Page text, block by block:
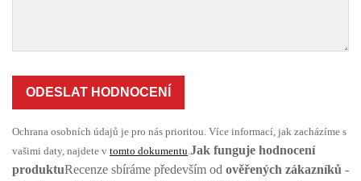
ODESLAT HODNOCENÍ
Ochrana osobních údajů je pro nás prioritou. Více informací, jak zacházíme s
vašimi daty, najdete v tomto dokumentu.Jak funguje hodnocení
produktuRecenze sbíráme především od ověřených zákazníků -